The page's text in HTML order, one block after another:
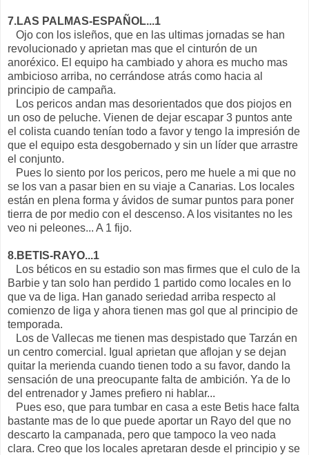
7.LAS PALMAS-ESPAÑOL...1
Ojo con los isleños, que en las ultimas jornadas se han
revolucionado y aprietan mas que el cinturón de un
anoréxico. El equipo ha cambiado y ahora es mucho mas
ambicioso arriba, no cerrándose atrás como hacia al
principio de campaña.
Los pericos andan mas desorientados que dos piojos en
un oso de peluche. Vienen de dejar escapar 3 puntos ante
el colista cuando tenían todo a favor y tengo la impresión de
que el equipo esta desgobernado y sin un líder que arrastre
el conjunto.
Pues lo siento por los pericos, pero me huele a mi que no
se los van a pasar bien en su viaje a Canarias. Los locales
están en plena forma y ávidos de sumar puntos para poner
tierra de por medio con el descenso. A los visitantes no les
veo ni peleones... A 1 fijo.
8.BETIS-RAYO...1
Los béticos en su estadio son mas firmes que el culo de la
Barbie y tan solo han perdido 1 partido como locales en lo
que va de liga. Han ganado seriedad arriba respecto al
comienzo de liga y ahora tienen mas gol que al principio de
temporada.
Los de Vallecas me tienen mas despistado que Tarzán en
un centro comercial. Igual aprietan que aflojan y se dejan
quitar la merienda cuando tienen todo a su favor, dando la
sensación de una preocupante falta de ambición. Ya de lo
del entrenador y James prefiero ni hablar...
Pues eso, que para tumbar en casa a este Betis hace falta
bastante mas de lo que puede aportar un Rayo del que no
descarto la campanada, pero que tampoco la veo nada
clara. Creo que los locales apretaran desde el principio y se